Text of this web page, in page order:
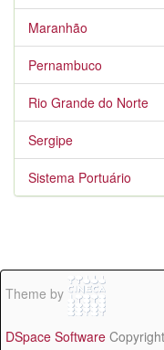
Maranhão
Pernambuco
Rio Grande do Norte
Sergipe
Sistema Portuário
Theme by
DSpace Software